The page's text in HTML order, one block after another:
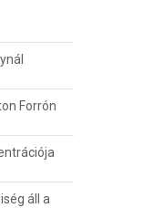
Forrón
áll a